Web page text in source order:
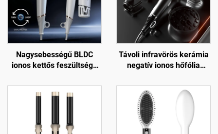
Nagysebességű BLDC
ionos kettős feszültségű
Távoli infravörös kerámia
negatív ionos hőfólia